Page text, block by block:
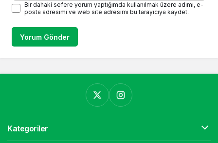
Bir dahaki sefere yorum yaptığımda kullanılmak üzere adımı, e-
posta adresimi ve web site adresimi bu tarayıcıya kaydet.
Yorum Gönder
Kategoriler